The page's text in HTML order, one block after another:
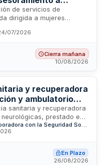
comarca del Garraf
de servicios de
dirigida a mujeres
orientación psicológica
municipios de Canyelles,
inicial de un año
sujeto a
similares durante los
07/2026
Cierra mañana
10/08/2026
y recuperadora
y ambulatorio
neurológicas -
Valladolid
sanitaria y recuperadora
prestado en
El organismo
que contratará
privada y se
Público. La ubicación
Fraternidad Muprespa, Mutua Colaboradora con la Seguridad Social nº 275
En Plazo
26/08/2026